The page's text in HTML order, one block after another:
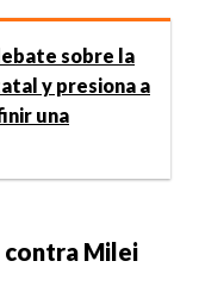
sobre la
y presiona a
una
contra Milei